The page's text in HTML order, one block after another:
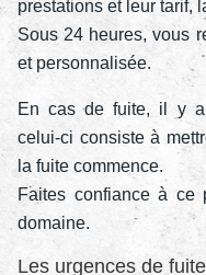
prestations et leur tarif,
Sous 24 heures, vous
et personnalisée.
En cas de fuite, il y a
celui-ci consiste à
la fuite commence.
Faites confiance à ce
domaine.
Les urgences de